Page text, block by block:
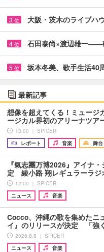
3 位 大阪・茨木のライブハ
4 位 石田泰尚×渡辺雄一
5 位 坂本冬美、歌手生活40
最新記事
想像を超えてくる！ミュージ
ージカル界初のアリーナツ
13:00 ｜ SPICER
レポート
音楽 舞台
『氣志團万博2026』アイナ
定 綾小路 翔レギュラーラジ
12:00 ｜ SPICER
ニュース
音楽
Cocco、沖縄の歌を集めたニ
イ』のリリースが決定 「強
2026.8.8 ｜ SPICER
ニュース
音楽